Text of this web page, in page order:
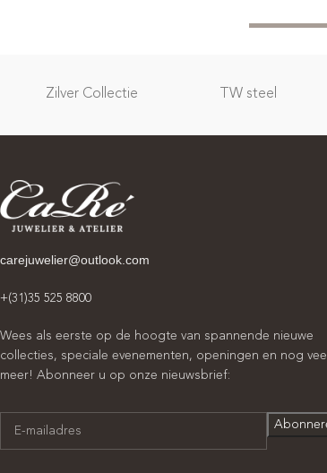
Zilver Collectie TW steel
carejuwelier@outlook.com
+(31)35 525 8800
Wees als eerste op de hoogte van spannende nieuwe
collecties, speciale evenementen, openingen en nog veel
meer! Abonneer u op onze nieuwsbrief: